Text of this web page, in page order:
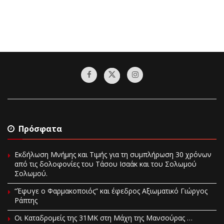
Πρόσφατα
Εκδήλωση Μνήμης και Τιμής για τη συμπλήρωση 30 χρόνων
από τις δολοφονίες του Τάσου Ισαάκ και του Σολωμού
Σολωμού.
“Έφυγε ο Φαρμακοποιός” και έφεδρος Αξιωματικό Γιώργος
Ράπτης
Οι Καταδρομείς της 31ΜΚ στη Mάχη της Μανσούρας …